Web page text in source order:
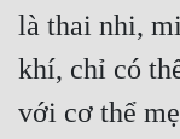
Phong Thủy - Tâm
Phương Tây
là thai nhi,
khí, chỉ có
với cơ thể